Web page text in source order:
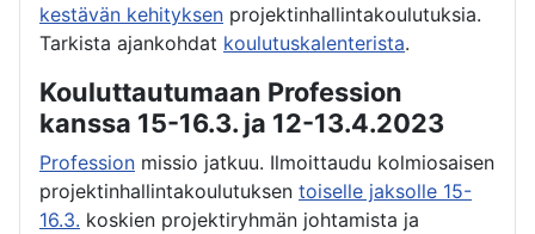
kestävän kehityksen projektinhallintakoulutuksia.
Tarkista ajankohdat koulutuskalenterista.
Kouluttautumaan Profession
kanssa 15-16.3. ja 12-13.4.2023
Profession missio jatkuu. Ilmoittaudu kolmiosaisen
projektinhallintakoulutuksen toiselle jaksolle 15-
16.3. koskien projektiryhmän johtamista ja